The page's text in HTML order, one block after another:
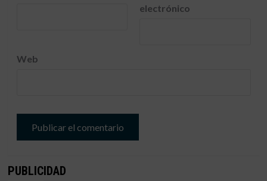
electrónico
Web
PUBLICIDAD